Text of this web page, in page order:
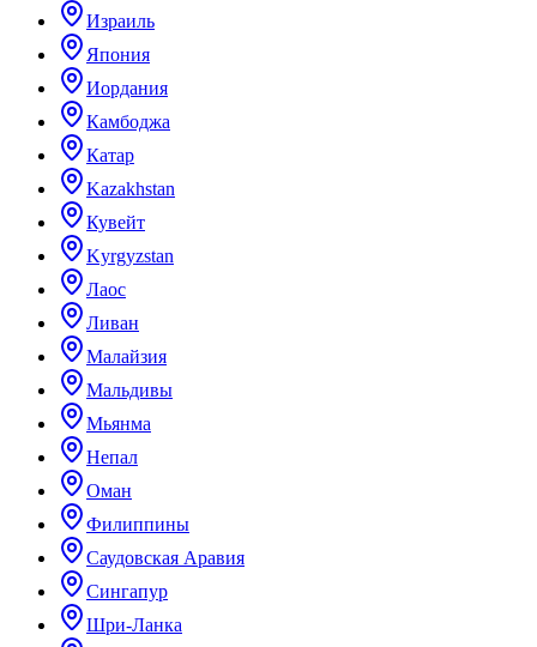
Израиль
Япония
Иордания
Камбоджа
Катар
Kazakhstan
Кувейт
Kyrgyzstan
Лаос
Ливан
Малайзия
Мальдивы
Мьянма
Непал
Оман
Филиппины
Саудовская Аравия
Сингапур
Шри-Ланка